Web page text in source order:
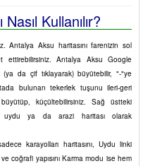
Kullanılır?
Antalya Aksu haritasını farenizin sol
ettirebilirsiniz. Antalya Aksu Google
da çif tıklayarak) büyütebilir, "-"ye
bulunan tekerlek tuşunu ileri-geri
küçültebilirsiniz. Sağ üstteki
uydu ya da arazi haritası olarak
karayolları haritasını, Uydu linki
coğrafi yapısını Karma modu ise hem